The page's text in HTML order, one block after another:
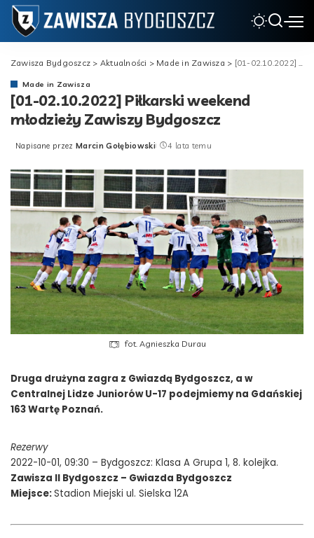
Zawisza Bydgoszcz > Aktualności > Made in Zawisza > [01-02.10.2022] Piłkarski weekend młodzieży Zawiszy Bydgoszcz
Made in Zawisza
[01-02.10.2022] Piłkarski weekend
młodzieży Zawiszy Bydgoszcz
Posted
Napisane przez Marcin Gołębiowski 4 lata temu
fot. Agnieszka Durau
Druga drużyna zagra z Gwiazdą Bydgoszcz, a w
Centralnej Lidze Juniorów U-17 podejmiemy na Gdańskiej
163 Wartę Poznań.
Rezerwy
2022-10-01, 09:30 – Bydgoszcz: Klasa A Grupa 1, 8. kolejka.
Zawisza II Bydgoszcz – Gwiazda Bydgoszcz
Miejsce:Stadion Miejski ul. Sielska 12A